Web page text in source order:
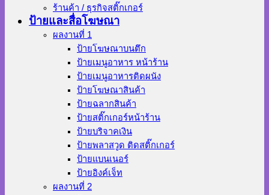
ร้านค้า / ธุรกิจสติ๊กเกอร์
ป้ายและสื่อโฆษณา
ผลงานที่ 1
ป้ายโฆษณาบนตึก
ป้ายเมนูอาหาร หน้าร้าน
ป้ายเมนูอาหารติดผนัง
ป้ายโฆษณาสินค้า
ป้ายฉลากสินค้า
ป้ายสติ๊กเกอร์หน้าร้าน
ป้ายบริจาคเงิน
ป้ายพลาสวูด ติดสติ๊กเกอร์
ป้ายแบนเนอร์
ป้ายอิงค์เจ็ท
ผลงานที่ 2